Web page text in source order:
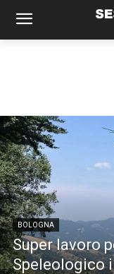
BOLOGNA
Super lavoro
Speleologico